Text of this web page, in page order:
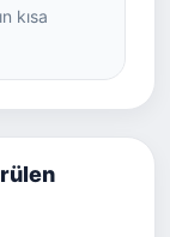
kısa